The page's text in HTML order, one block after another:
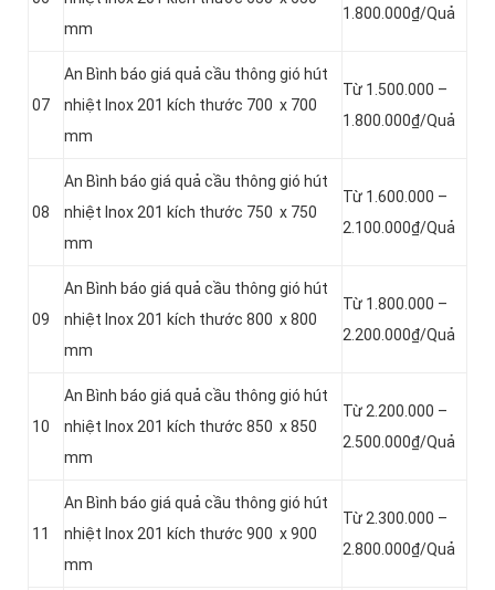
mm
1.800.000₫/Quả
07
An Bình báo giá quả cầu thông gió hút
nhiệt Inox 201 kích thước 700 x 700
mm
Từ 1.500.000 –
1.800.000₫/Quả
08
An Bình báo giá quả cầu thông gió hút
nhiệt Inox 201 kích thước 750 x 750
mm
Từ 1.600.000 –
2.100.000₫/Quả
09
An Bình báo giá quả cầu thông gió hút
nhiệt Inox 201 kích thước 800 x 800
mm
Từ 1.800.000 –
2.200.000₫/Quả
10
An Bình báo giá quả cầu thông gió hút
nhiệt Inox 201 kích thước 850 x 850
mm
Từ 2.200.000 –
2.500.000₫/Quả
11
An Bình báo giá quả cầu thông gió hút
nhiệt Inox 201 kích thước 900 x 900
mm
Từ 2.300.000 –
2.800.000₫/Quả